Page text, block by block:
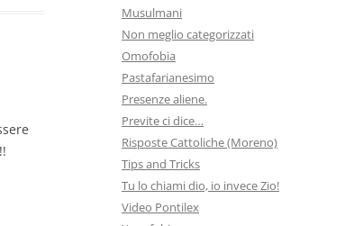
Musulmani
Non meglio categorizzati
Omofobia
Pastafarianesimo
Presenze aliene.
Previte ci dice…
Risposte Cattoliche (Moreno)
Tips and Tricks
Tu lo chiami dio, io invece Zio!
Video Pontilex